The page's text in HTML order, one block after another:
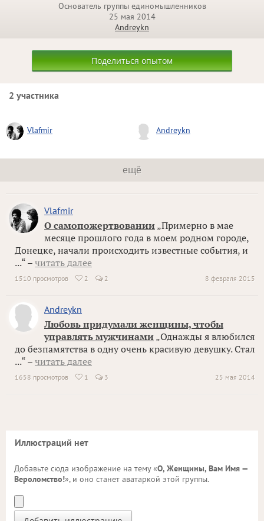
Основатель группы единомышленников
25 мая 2014
Andreykn
Поделиться опытом
2 участника
Vlafmir Andreykn
ещё
Vlafmir
О самопожертвовании „Примерно в мае
месяце прошлого года в моем родном городе,
Донецке, начали происходить известные события, и
...“ – читать далее
8 февраля 2015
1510 просмотров  2 2
Andreykn
Любовь придумали женщины, чтобы
управлять мужчинами „Однажды я влюбился
до безпамятства в одну очень красивую девушку. Стал
...“ – читать далее
25 мая 2014
1658 просмотров  1 3
Иллюстраций нет
Добавьте сюда изображение на тему «О, Женщины, Вам Имя —
Вероломство!», и оно станет аватаркой этой группы.